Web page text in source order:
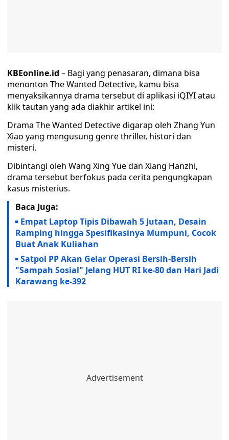
KBEonline.id – Bagi yang penasaran, dimana bisa
menonton The Wanted Detective, kamu bisa
menyaksikannya drama tersebut di aplikasi iQIYI atau
klik tautan yang ada diakhir artikel ini:
Drama The Wanted Detective digarap oleh Zhang Yun
Xiao yang mengusung genre thriller, histori dan
misteri.
Dibintangi oleh Wang Xing Yue dan Xiang Hanzhi,
drama tersebut berfokus pada cerita pengungkapan
kasus misterius.
Baca Juga:
Empat Laptop Tipis Dibawah 5 Jutaan, Desain
Ramping hingga Spesifikasinya Mumpuni, Cocok
Buat Anak Kuliahan
Satpol PP Akan Gelar Operasi Bersih-Bersih
"Sampah Sosial" Jelang HUT RI ke-80 dan Hari Jadi
Karawang ke-392